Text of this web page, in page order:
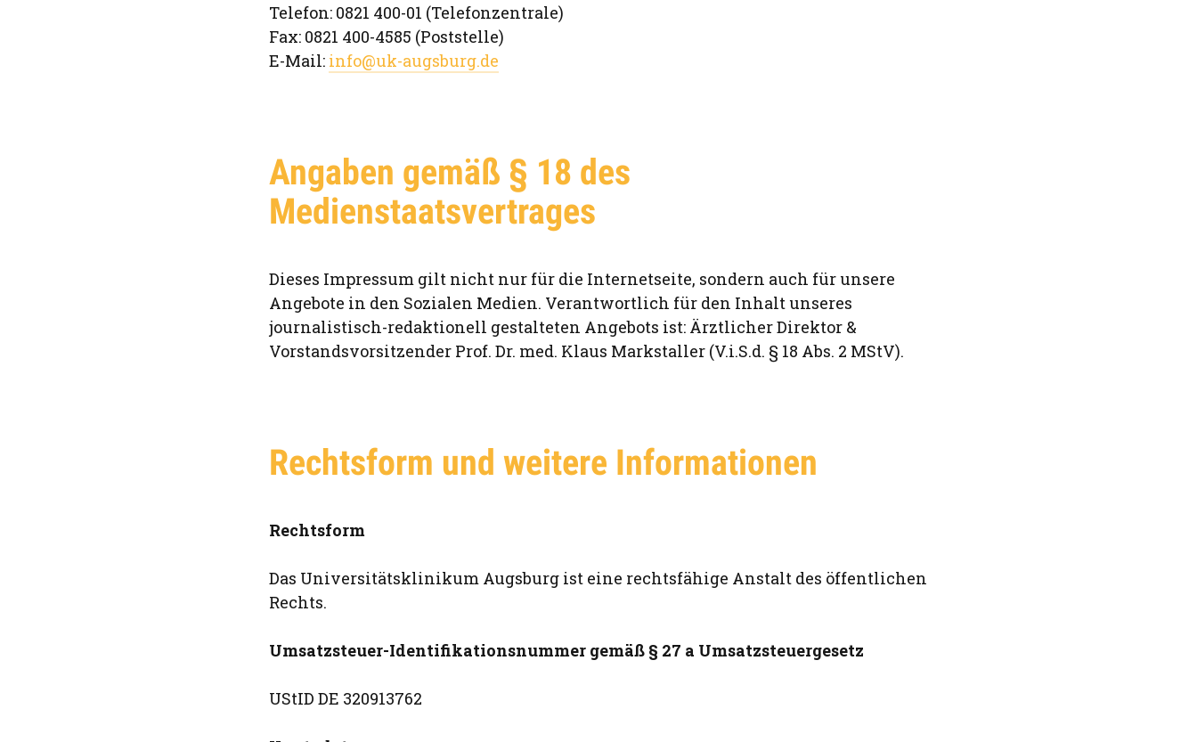
Telefon: 0821 400-01 (Telefonzentrale)
Fax: 0821 400-4585 (Poststelle)
E-Mail: info@uk-augsburg.de
Angaben gemäß § 18 des
Medienstaatsvertrages
Dieses Impressum gilt nicht nur für die Internetseite, sondern auch für unsere
Angebote in den Sozialen Medien. Verantwortlich für den Inhalt unseres
journalistisch-redaktionell gestalteten Angebots ist: Ärztlicher Direktor &
Vorstandsvorsitzender Prof. Dr. med. Klaus Markstaller (V.i.S.d. § 18 Abs. 2 MStV).
Rechtsform und weitere Informationen
Rechtsform
Das Universitätsklinikum Augsburg ist eine rechtsfähige Anstalt des öffentlichen
Rechts.
Umsatzsteuer-Identifikationsnummer gemäß § 27 a Umsatzsteuergesetz
UStID DE 320913762